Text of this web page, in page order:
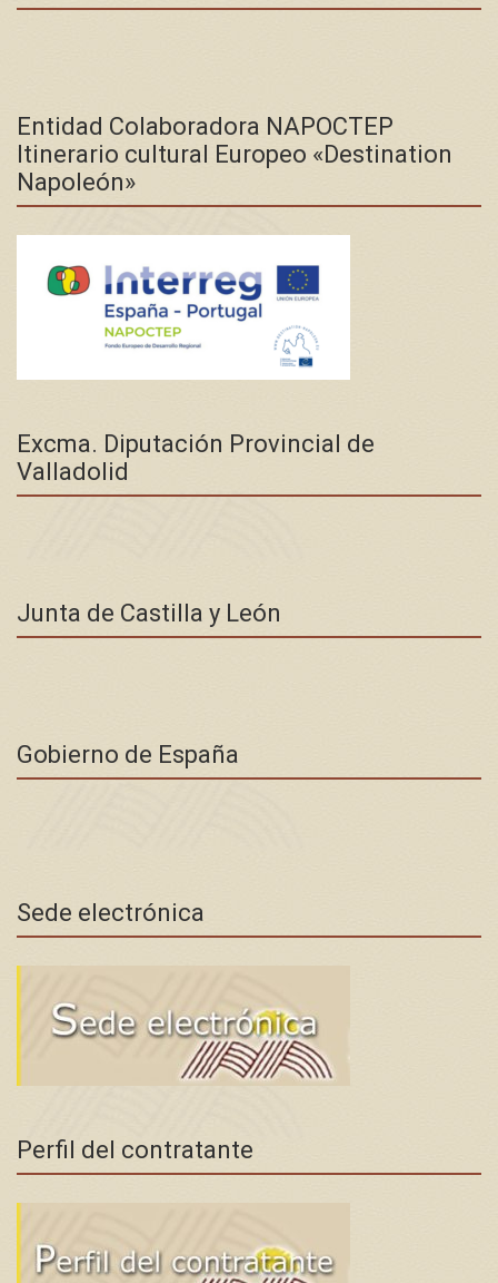
Entidad Colaboradora NAPOCTEP
Itinerario cultural Europeo «Destination
Napoleón»
Excma. Diputación Provincial de
Valladolid
Junta de Castilla y León
Gobierno de España
Sede electrónica
Perfil del contratante